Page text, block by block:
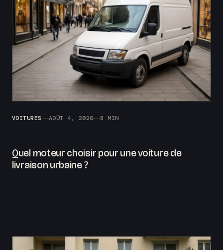
VOITURES AOÛT 4, 2026 8 MIN
Quel moteur choisir pour une voiture de
livraison urbaine ?